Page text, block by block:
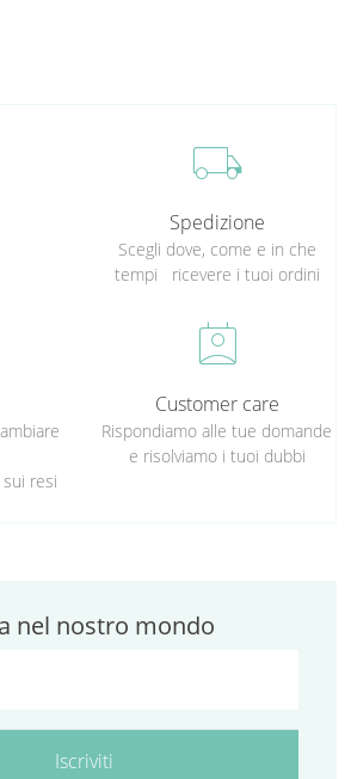
local_shipping
Spedizione
Scegli dove, come e in che
tempi ricevere i tuoi ordini
resi
perm_contact_calendar
Customer care
Rispondiamo alle tue domande
e risolviamo i tuoi dubbi
nel nostro mondo
Iscriviti